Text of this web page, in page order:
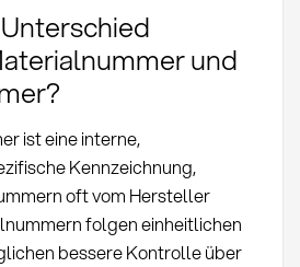
und
ist eine interne,
Kennzeichnung,
oft vom Hersteller
folgen einheitlichen
bessere Kontrolle über